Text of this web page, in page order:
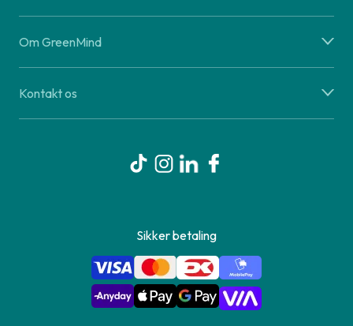
Om GreenMind
Kontakt os
Sikker betaling